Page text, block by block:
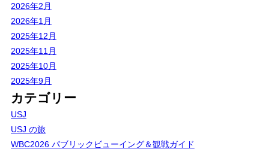
2026年2月
2026年1月
2025年12月
2025年11月
2025年10月
2025年9月
カテゴリー
USJ
USJ の旅
WBC2026 パブリックビューイング＆観戦ガイド